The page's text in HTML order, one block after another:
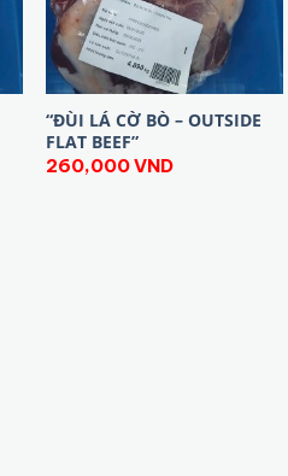
“ĐÙI LÁ CỜ BÒ – OUTSIDE
FLAT BEEF”
260,000VND